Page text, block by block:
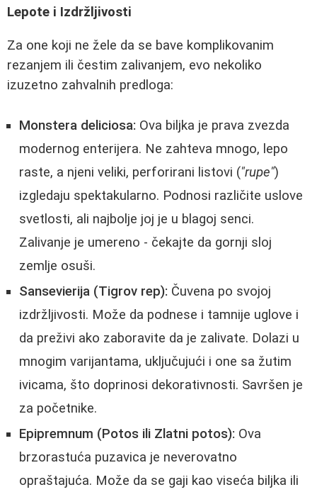
Lepote i Izdržljivosti
Za one koji ne žele da se bave komplikovanim
rezanjem ili čestim zalivanjem, evo nekoliko
izuzetno zahvalnih predloga:
Monstera deliciosa: Ova biljka je prava zvezda
modernog enterijera. Ne zahteva mnogo, lepo
raste, a njeni veliki, perforirani listovi ("rupe")
izgledaju spektakularno. Podnosi različite uslove
svetlosti, ali najbolje joj je u blagoj senci.
Zalivanje je umereno - čekajte da gornji sloj
zemlje osuši.
Sansevierija (Tigrov rep): Čuvena po svojoj
izdržljivosti. Može da podnese i tamnije uglove i
da preživi ako zaboravite da je zalivate. Dolazi u
mnogim varijantama, uključujući i one sa žutim
ivicama, što doprinosi dekorativnosti. Savršen je
za početnike.
Epipremnum (Potos ili Zlatni potos): Ova
brzorastuća puzavica je neverovatno
opraštajuća. Može da se gaji kao viseća biljka ili